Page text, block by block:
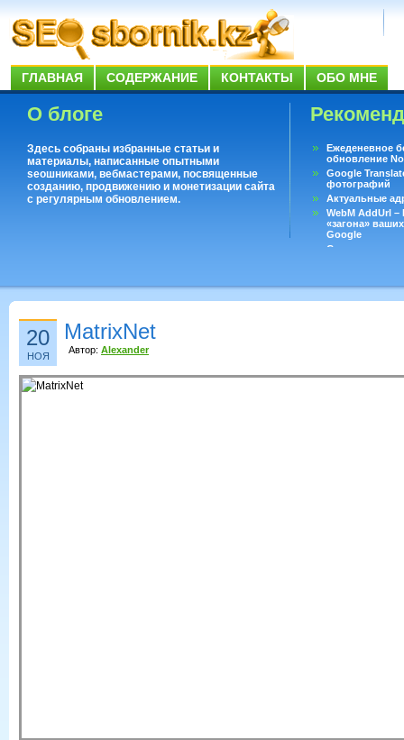
ГЛАВНАЯ СОДЕРЖАНИЕ КОНТАКТЫ ОБО МНЕ
О блоге
Здесь собраны избранные статьи и
материалы, написанные опытными
seoшниками, вебмастерами, посвященные
созданию, продвижению и монетизации сайта
с регулярным обновлением.
Ежеденевное
обновление
Google
фотографий
Актуальные
WebM AddUrl
«загона»
Google
Существует
20
НОЯ
MatrixNet
Автор: Alexander